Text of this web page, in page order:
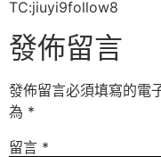
TC:jiuyi9follow8
發佈留言
發佈留言必須填寫的電
為 *
留言 *